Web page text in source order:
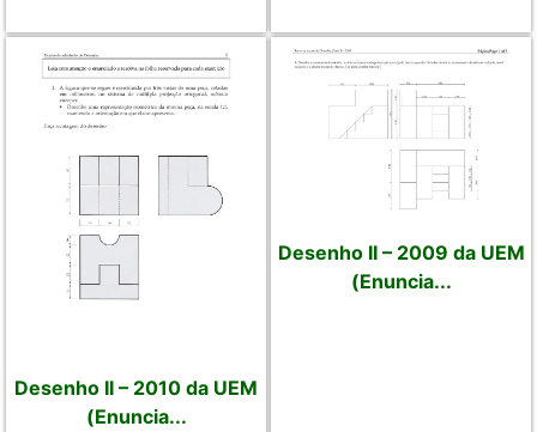
Desenho II – 2010 da UEM
(Enuncia...
Desenho II – 2009 da UEM
(Enuncia...